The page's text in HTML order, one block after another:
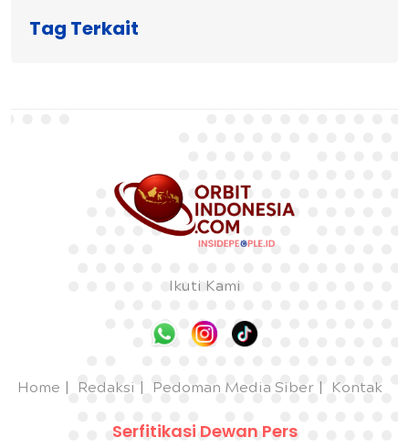
Tag Terkait
Ikuti Kami
Home Redaksi Pedoman Media Siber Kontak
Serfitikasi Dewan Pers